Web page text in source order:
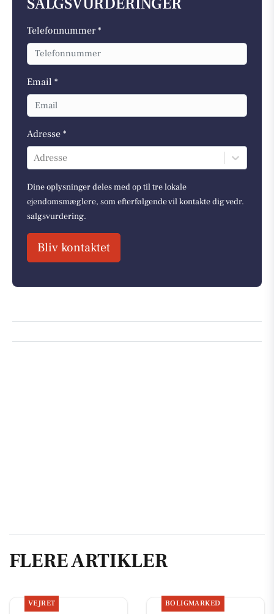
Telefonnummer *
Email *
Adresse *
Adresse
Dine oplysninger deles med op til tre lokale
ejendomsmæglere, som efterfølgende vil kontakte dig vedr.
salgsvurdering.
Bliv kontaktet
FLERE ARTIKLER
VEJRET BOLIGMARKED